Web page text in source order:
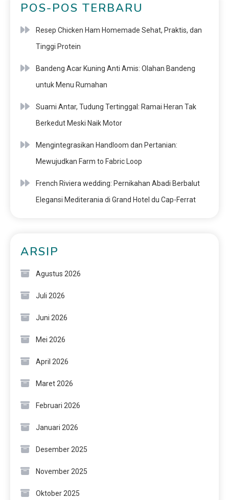
POS-POS TERBARU
Resep Chicken Ham Homemade Sehat, Praktis, dan
Tinggi Protein
Bandeng Acar Kuning Anti Amis: Olahan Bandeng
untuk Menu Rumahan
Suami Antar, Tudung Tertinggal: Ramai Heran Tak
Berkedut Meski Naik Motor
Mengintegrasikan Handloom dan Pertanian:
Mewujudkan Farm to Fabric Loop
French Riviera wedding: Pernikahan Abadi Berbalut
Elegansi Mediterania di Grand Hotel du Cap-Ferrat
ARSIP
Agustus 2026
Juli 2026
Juni 2026
Mei 2026
April 2026
Maret 2026
Februari 2026
Januari 2026
Desember 2025
November 2025
Oktober 2025